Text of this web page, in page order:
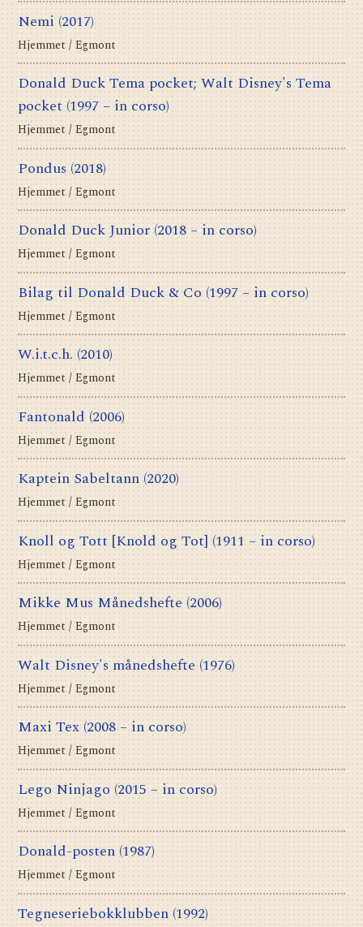
Nemi (2017)
Hjemmet / Egmont
Donald Duck Tema pocket; Walt Disney's Tema
pocket (1997 – in corso)
Hjemmet / Egmont
Pondus (2018)
Hjemmet / Egmont
Donald Duck Junior (2018 – in corso)
Hjemmet / Egmont
Bilag til Donald Duck & Co (1997 – in corso)
Hjemmet / Egmont
W.i.t.c.h. (2010)
Hjemmet / Egmont
Fantonald (2006)
Hjemmet / Egmont
Kaptein Sabeltann (2020)
Hjemmet / Egmont
Knoll og Tott [Knold og Tot] (1911 – in corso)
Hjemmet / Egmont
Mikke Mus Månedshefte (2006)
Hjemmet / Egmont
Walt Disney's månedshefte (1976)
Hjemmet / Egmont
Maxi Tex (2008 – in corso)
Hjemmet / Egmont
Lego Ninjago (2015 – in corso)
Hjemmet / Egmont
Donald-posten (1987)
Hjemmet / Egmont
Tegneseriebokklubben (1992)